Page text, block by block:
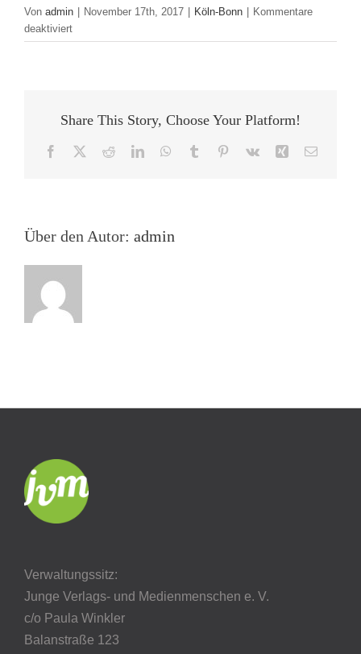
Von admin November 17th, 2017 Köln-Bonn
Kommentare
deaktiviertfür
Was
minus
Share This Story, Choose Your Platform!
Facebook RedditLinkedInWhatsApp
Tumblr Pinterest
Vk Xing E-
Über den Autor: admin
Verwaltungssitz:
Junge Verlags- und Medienmenschen e. V.
c/o Paula Winkler
Balanstraße 123